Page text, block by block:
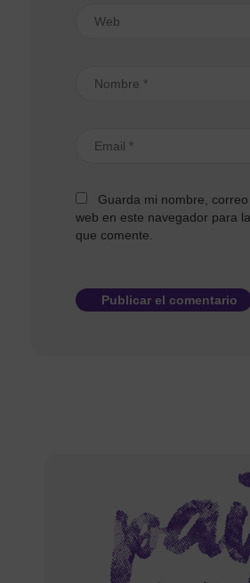
Guarda mi nombre,
web en este navegador para
que comente.